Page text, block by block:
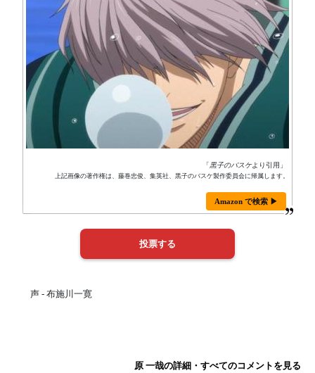
「黒子のバスケより引用」
上記画像の著作権は、藤巻忠俊、集英社、黒子のバスケ製作委員会に帰属します。
Amazon で検索 ▶
声 - 布施川一寛
原 一哉の詳細・すべてのコメントを見る